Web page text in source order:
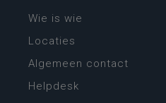
Wie is wie
Locaties
Algemeen contact
Helpdesk